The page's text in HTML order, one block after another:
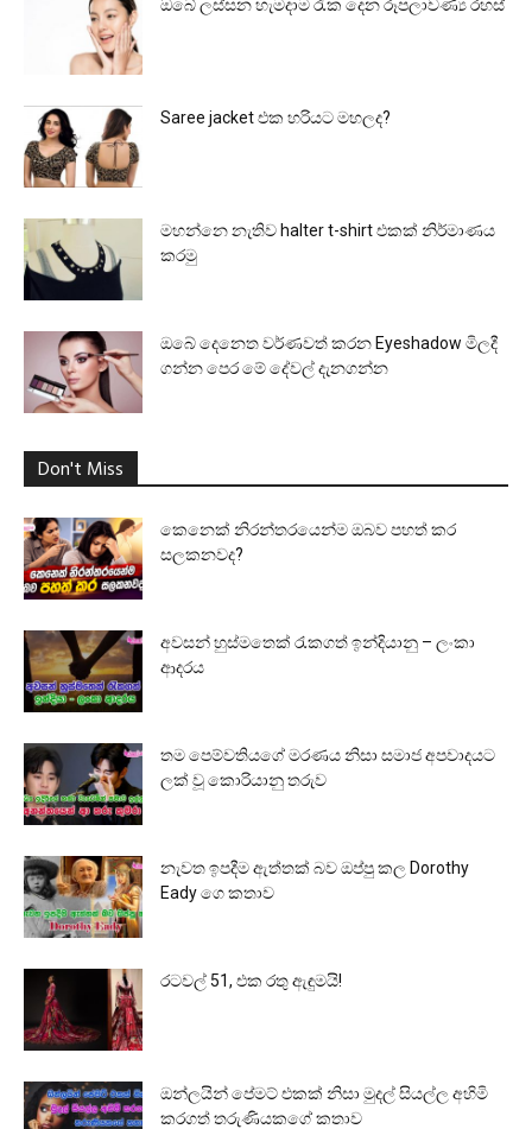
ඔබේ ලස්සන හැමදාම රැක දෙන රූපලාවණ්‍ය රහස්
Saree jacket එක හරියට මහලද?
මහන්නෙ නැතිව halter t-shirt එකක් නිර්මාණය
කරමු
ඔබේ දෙනෙත වර්ණවත් කරන Eyeshadow මිලදී
ගන්න පෙර මේ දේවල් දැනගන්න
Don't Miss
කෙනෙක් නිරන්තරයෙන්ම ඔබව පහත් කර
සලකනවද?
අවසන් හුස්මතෙක් රැකගත් ඉන්දියානු – ලංකා
ආදරය
තම පෙම්වතියගේ මරණය නිසා සමාජ අපවාදයට
ලක් වූ කොරියානු තරුව
නැවත ඉපදීම ඇත්තක් බව ඔප්පු කල Dorothy
Eady ගෙ කතාව
රටවල් 51, එක රතු ඇඳුමයි!
ඔන්ලයින් පේමට් එකක් නිසා මුදල් සියල්ල අහිමි
කරගත් තරුණියකගේ කතාව